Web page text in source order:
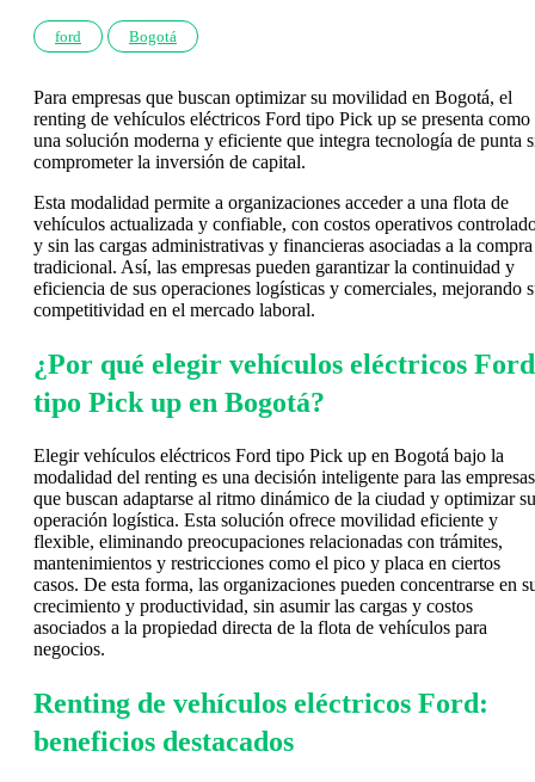
ford Bogotá
Para empresas que buscan optimizar su movilidad en Bogotá, el
renting de vehículos eléctricos Ford tipo Pick up se presenta como
una solución moderna y eficiente que integra tecnología de punta
comprometer la inversión de capital.
Esta modalidad permite a organizaciones acceder a una flota de
vehículos actualizada y confiable, con costos operativos
y sin las cargas administrativas y financieras asociadas a la compra
tradicional. Así, las empresas pueden garantizar la continuidad y
eficiencia de sus operaciones logísticas y comerciales, mejorando
competitividad en el mercado laboral.
¿Por qué elegir vehículos eléctricos Ford
tipo Pick up en Bogotá?
Elegir vehículos eléctricos Ford tipo Pick up en Bogotá bajo la
modalidad del renting es una decisión inteligente para las empresas
que buscan adaptarse al ritmo dinámico de la ciudad y optimizar su
operación logística. Esta solución ofrece movilidad eficiente y
flexible, eliminando preocupaciones relacionadas con trámites,
mantenimientos y restricciones como el pico y placa en ciertos
casos. De esta forma, las organizaciones pueden concentrarse en
crecimiento y productividad, sin asumir las cargas y costos
asociados a la propiedad directa de la flota de vehículos para
negocios.
Renting de vehículos eléctricos Ford:
beneficios destacados